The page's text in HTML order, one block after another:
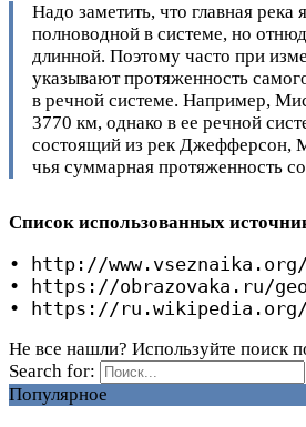
Надо заметить, что главная река
полноводной в системе, но
длинной. Поэтому часто при
указывают протяженность
в речной системе. Например,
3770 км, однако в ее речной
состоящий из рек Джефферсон,
чья суммарная протяженность
Список использованных
• http://
• https://obrazovaka.ru/
• https://ru.wikipedia.org/
Не все нашли? Используйте поиск
Search for:
Популярное